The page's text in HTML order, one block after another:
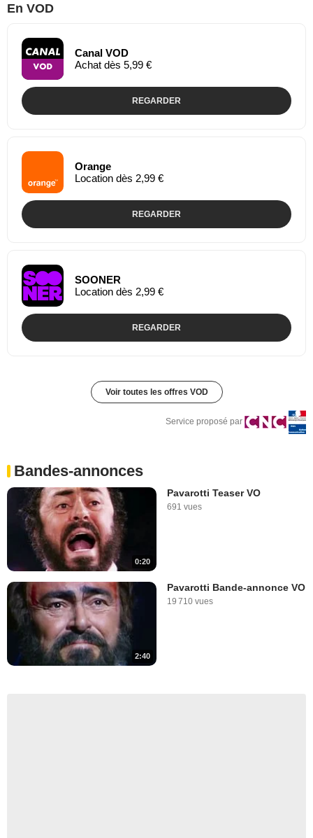
En VOD
Canal VOD
Achat dès 5,99 €
REGARDER
Orange
Location dès 2,99 €
REGARDER
SOONER
Location dès 2,99 €
REGARDER
Voir toutes les offres VOD
Service proposé par
Bandes-annonces
0:20
Pavarotti Teaser VO
691 vues
2:40
Pavarotti Bande-annonce VO
19 710 vues